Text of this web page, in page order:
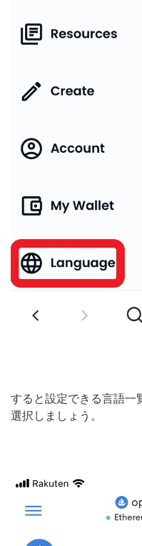
すると設定できる言語一
選択しましょう。